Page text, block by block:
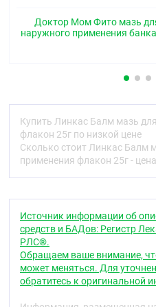
противовоспалительное
действие.
Фармакокинетика
только местное
В качестве
комплексной терапии
заболеваний,
мышечных болях,
Противопоказания
Повышенная
препарата, склонность к
повреждения кожных
заболеваний на участках
Доктор Мом Фито мазь
наружного применения
Купить Линкас Балм мазь
флакон 25г по низкой цене
Сколько стоит Линкас Балм
применения флакон 25г -
Источник информации об
средств и БАДов: Регистр
РЛС®.
Обращаем ваше внимание,
может меняться. Для
обратитесь к оригинальной